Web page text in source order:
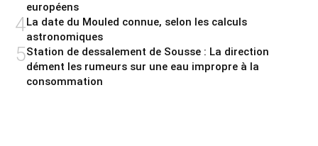
européens
4La date du Mouled connue, selon les calculs
astronomiques
5Station de dessalement de Sousse : La direction
dément les rumeurs sur une eau impropre à la
consommation